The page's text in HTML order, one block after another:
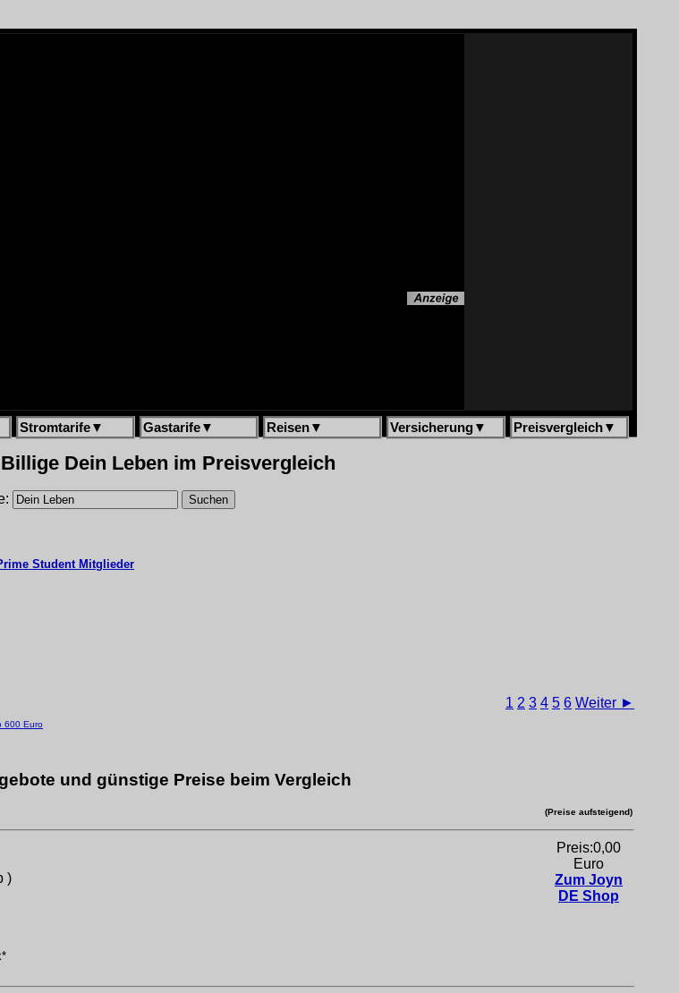
Stromtarife▼ Gastarife▼ Reisen▼ Versicherung▼ Preisvergleich▼
Dein Leben im Preisvergleich
Student Mitglieder
1 2 3 4 5 6 Weiter ►
600 Euro
und günstige Preise beim Vergleich
(Preise aufsteigend)
)
Preis:0,00
Euro
Zum Joyn
DE Shop